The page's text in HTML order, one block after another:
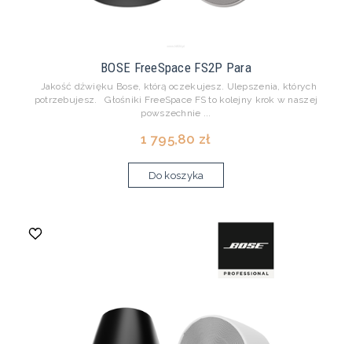
BOSE FreeSpace FS2P Para
Jakość dźwięku Bose, którą oczekujesz. Ulepszenia, których
potrzebujesz. Głośniki FreeSpace FS to kolejny krok w naszej
powszechnie ...
1 795,80 zł
Do koszyka